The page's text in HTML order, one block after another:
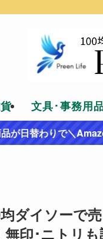
文具･事務用
が日替わりで＼
ダイソーで
印･ニトリも